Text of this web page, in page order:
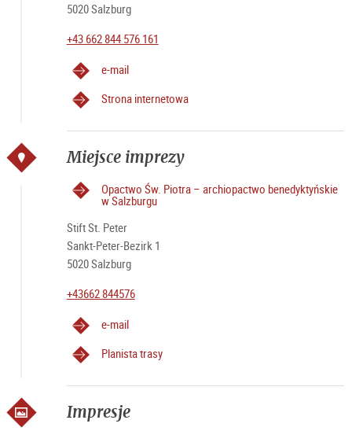
5020 Salzburg
+43 662 844 576 161
e-mail
Strona internetowa
Miejsce imprezy
Opactwo Św. Piotra – archiopactwo benedyktyńskie
w Salzburgu
Stift St. Peter
Sankt-Peter-Bezirk 1
5020 Salzburg
+43662 844576
e-mail
Planista trasy
Impresje